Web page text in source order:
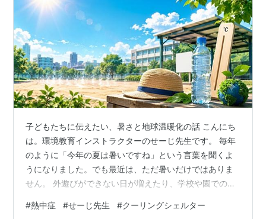
子どもたちに伝えたい、暑さと地球温暖化の話 こんにち
は。環境教育インストラクターのせーじ先生です。 毎年
のように「今年の夏は暑いですね」という言葉を聞くよ
うになりました。でも最近は、ただ暑いだけではありま
せん。 外遊びができない日が増えたり、学校や園での活
かせなくなっています。 つまり、熱中症対策は単なる健
#熱中症 #せーじ先生 #クーリングシェルター